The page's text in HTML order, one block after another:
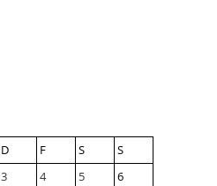
D F S
S
3 4 5
6